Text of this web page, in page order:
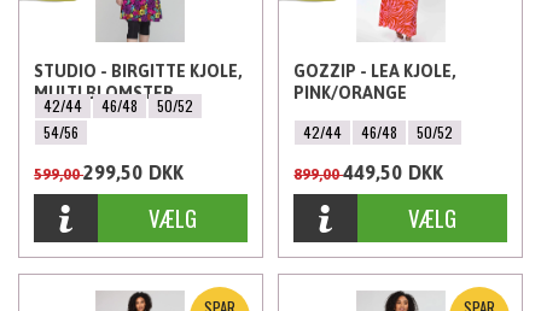
STUDIO - BIRGITTE KJOLE,
MULTI BLOMSTER
42/44 46/48
50/52
54/56
599,00299,50 DKK
GOZZIP - LEA KJOLE,
PINK/ORANGE
42/44 46/48 50/52
899,00449,50 DKK